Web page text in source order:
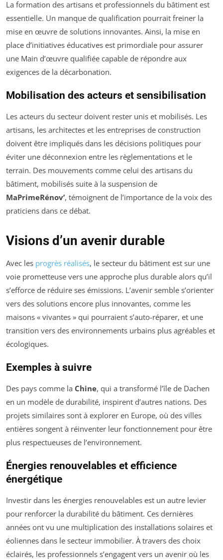
La formation des artisans et professionnels du bâtiment est
essentielle. Un manque de qualification pourrait freiner la
mise en œuvre de solutions innovantes. Ainsi, la mise en
place d’initiatives éducatives est primordiale pour assurer
une Main d’œuvre qualifiée capable de répondre aux
exigences de la décarbonation.
Mobilisation des acteurs et sensibilisation
Les acteurs du secteur doivent rester unis et mobilisés. Les
artisans, les architectes et les entreprises de construction
doivent être impliqués dans les décisions politiques pour
éviter une déconnexion entre les règlementations et le
terrain. Des mouvements comme celui des artisans du
bâtiment, mobilisés suite à la suspension de
MaPrimeRénov’, témoignent de l’importance de la voix des
praticiens dans ce débat.
Visions d’un avenir durable
Avec les progrès réalisés, le secteur du bâtiment est sur une
voie prometteuse vers une approche plus durable alors qu’il
s’efforce de réduire ses émissions. L’avenir semble s’orienter
vers des solutions encore plus innovantes, comme les
maisons « vivantes » qui pourraient s’auto-réparer, et une
transition vers des environnements urbains plus agréables et
écologiques.
Exemples à suivre
Des pays comme la Chine, qui a transformé l’île de Dachen
en un modèle de durabilité, inspirent d’autres nations. Des
projets similaires sont à explorer en Europe, où des villes
entières songent à réinventer leur fonctionnement pour être
plus respectueuses de l’environnement.
Énergies renouvelables et efficience
énergétique
Investir dans les énergies renouvelables est un autre levier
pour renforcer la durabilité du bâtiment. Ces dernières
années ont vu une multiplication des installations solaires et
éoliennes dans le secteur immobilier. À travers des choix
éclairés, les professionnels s’engagent vers un avenir où les